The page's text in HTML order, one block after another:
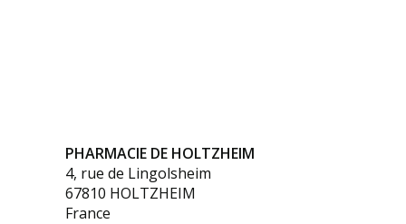
PHARMACIE DE HOLTZHEIM
4, rue de Lingolsheim
67810 HOLTZHEIM
France